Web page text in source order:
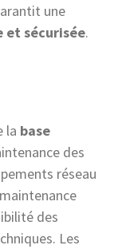
une
sécurisée.
la base
des
réseau
des
Les